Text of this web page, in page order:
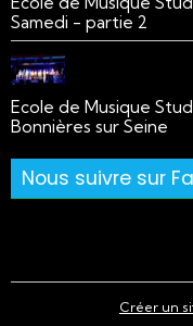
Samedi - partie 2
Ecole de Musique
Bonnières sur Seine
Nous suivre sur
Créer un